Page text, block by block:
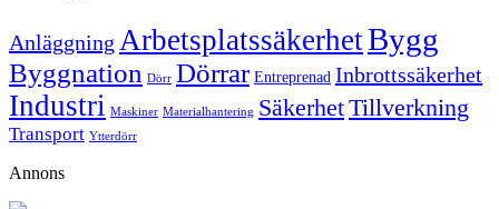
Anläggning ArbetsplatssäkerhetBygg
Byggnation Dörr Dörrar Entreprenad Inbrottssäkerhet
Industri Maskiner Materialhantering SäkerhetTillverkning
Transport Ytterdörr
Annons